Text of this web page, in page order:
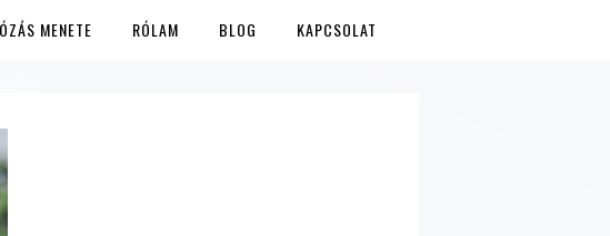
MENETE RÓLAM BLOG KAPCSOLAT